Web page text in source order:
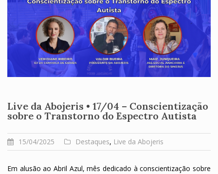
Live da Abojeris • 17/04 – Conscientização
sobre o Transtorno do Espectro Autista
15/04/2025 Destaques, Live da Abojeris
Em alusão ao Abril Azul, mês dedicado à conscientização sobre